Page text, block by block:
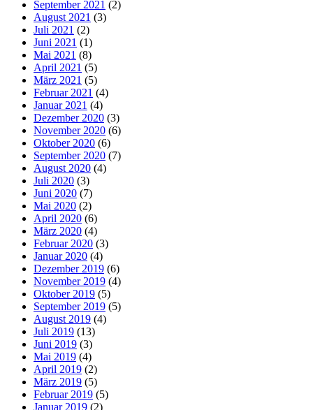
September 2021 (2)
August 2021 (3)
Juli 2021 (2)
Juni 2021 (1)
Mai 2021 (8)
April 2021 (5)
März 2021 (5)
Februar 2021 (4)
Januar 2021 (4)
Dezember 2020 (3)
November 2020 (6)
Oktober 2020 (6)
September 2020 (7)
August 2020 (4)
Juli 2020 (3)
Juni 2020 (7)
Mai 2020 (2)
April 2020 (6)
März 2020 (4)
Februar 2020 (3)
Januar 2020 (4)
Dezember 2019 (6)
November 2019 (4)
Oktober 2019 (5)
September 2019 (5)
August 2019 (4)
Juli 2019 (13)
Juni 2019 (3)
Mai 2019 (4)
April 2019 (2)
März 2019 (5)
Februar 2019 (5)
Januar 2019 (2)